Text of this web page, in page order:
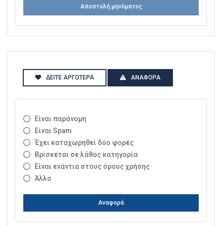
Αποστολή μηνύματος
ΔΕΊΤΕ ΑΡΓΌΤΕΡΑ ΑΝΑΦΟΡΆ
Είναι παράνομη
Είναι Spam
Έχει καταχωρηθεί δύο φορές
Βρίσκεται σε λάθος κατηγορία
Είναι ενάντια στους όρους χρήσης
Άλλο
Αναφορά